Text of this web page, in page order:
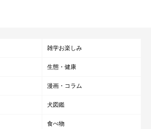
雑学お楽しみ
生態・健康
漫画・コラム
犬図鑑
食べ物